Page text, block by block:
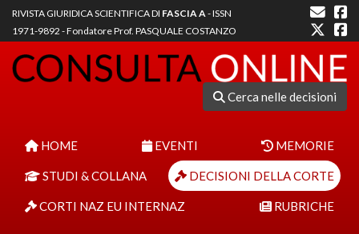
RIVISTA GIURIDICA SCIENTIFICA DI FASCIA A- ISSN
1971-9892 - Fondatore Prof. PASQUALE COSTANZO
Cerca nelle decisioni
HOME EVENTI MEMORIE
STUDI & COLLANA DECISIONI DELLA CORTE
CORTI NAZ EU INTERNAZ RUBRICHE